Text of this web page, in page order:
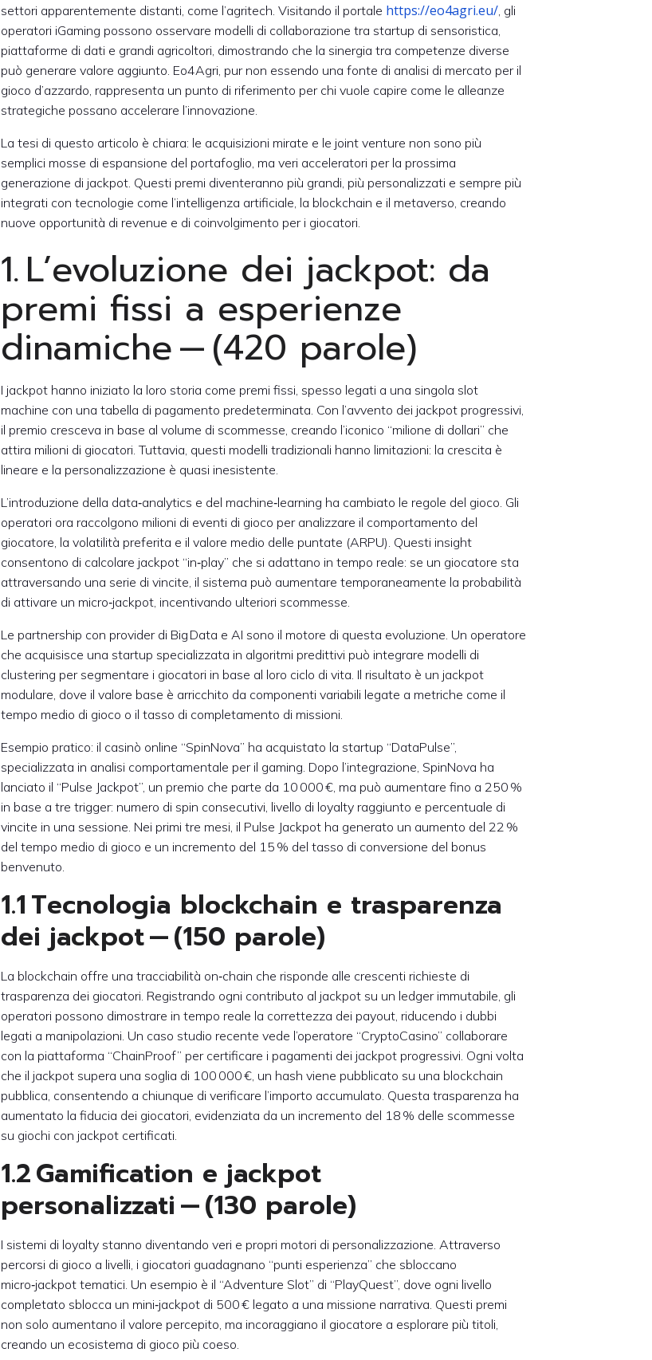
settori apparentemente distanti, come l’agritech. Visitando il portale https://eo4agri.eu/, gli
operatori iGaming possono osservare modelli di collaborazione tra startup di sensoristica,
piattaforme di dati e grandi agricoltori, dimostrando che la sinergia tra competenze diverse
può generare valore aggiunto. Eo4Agri, pur non essendo una fonte di analisi di mercato per il
gioco d’azzardo, rappresenta un punto di riferimento per chi vuole capire come le alleanze
strategiche possano accelerare l’innovazione.
La tesi di questo articolo è chiara: le acquisizioni mirate e le joint venture non sono più
semplici mosse di espansione del portafoglio, ma veri acceleratori per la prossima
generazione di jackpot. Questi premi diventeranno più grandi, più personalizzati e sempre più
integrati con tecnologie come l’intelligenza artificiale, la blockchain e il metaverso, creando
nuove opportunità di revenue e di coinvolgimento per i giocatori.
1. L’evoluzione dei jackpot: da
premi fissi a esperienze
dinamiche — (420 parole)
I jackpot hanno iniziato la loro storia come premi fissi, spesso legati a una singola slot
machine con una tabella di pagamento predeterminata. Con l’avvento dei jackpot progressivi,
il premio cresceva in base al volume di scommesse, creando l’iconico “milione di dollari” che
attira milioni di giocatori. Tuttavia, questi modelli tradizionali hanno limitazioni: la crescita è
lineare e la personalizzazione è quasi inesistente.
L’introduzione della data‑analytics e del machine‑learning ha cambiato le regole del gioco. Gli
operatori ora raccolgono milioni di eventi di gioco per analizzare il comportamento del
giocatore, la volatilità preferita e il valore medio delle puntate (ARPU). Questi insight
consentono di calcolare jackpot “in‑play” che si adattano in tempo reale: se un giocatore sta
attraversando una serie di vincite, il sistema può aumentare temporaneamente la probabilità
di attivare un micro‑jackpot, incentivando ulteriori scommesse.
Le partnership con provider di Big Data e AI sono il motore di questa evoluzione. Un operatore
che acquisisce una startup specializzata in algoritmi predittivi può integrare modelli di
clustering per segmentare i giocatori in base al loro ciclo di vita. Il risultato è un jackpot
modulare, dove il valore base è arricchito da componenti variabili legate a metriche come il
tempo medio di gioco o il tasso di completamento di missioni.
Esempio pratico: il casinò online “SpinNova” ha acquistato la startup “DataPulse”,
specializzata in analisi comportamentale per il gaming. Dopo l’integrazione, SpinNova ha
lanciato il “Pulse Jackpot”, un premio che parte da 10 000 €, ma può aumentare fino a 250 %
in base a tre trigger: numero di spin consecutivi, livello di loyalty raggiunto e percentuale di
vincite in una sessione. Nei primi tre mesi, il Pulse Jackpot ha generato un aumento del 22 %
del tempo medio di gioco e un incremento del 15 % del tasso di conversione del bonus
benvenuto.
1.1 Tecnologia blockchain e trasparenza
dei jackpot — (150 parole)
La blockchain offre una tracciabilità on‑chain che risponde alle crescenti richieste di
trasparenza dei giocatori. Registrando ogni contributo al jackpot su un ledger immutabile, gli
operatori possono dimostrare in tempo reale la correttezza dei payout, riducendo i dubbi
legati a manipolazioni. Un caso studio recente vede l’operatore “CryptoCasino” collaborare
con la piattaforma “ChainProof” per certificare i pagamenti dei jackpot progressivi. Ogni volta
che il jackpot supera una soglia di 100 000 €, un hash viene pubblicato su una blockchain
pubblica, consentendo a chiunque di verificare l’importo accumulato. Questa trasparenza ha
aumentato la fiducia dei giocatori, evidenziata da un incremento del 18 % delle scommesse
su giochi con jackpot certificati.
1.2 Gamification e jackpot
personalizzati — (130 parole)
I sistemi di loyalty stanno diventando veri e propri motori di personalizzazione. Attraverso
percorsi di gioco a livelli, i giocatori guadagnano “punti esperienza” che sbloccano
micro‑jackpot tematici. Un esempio è il “Adventure Slot” di “PlayQuest”, dove ogni livello
completato sblocca un mini‑jackpot di 500 € legato a una missione narrativa. Questi premi
non solo aumentano il valore percepito, ma incoraggiano il giocatore a esplorare più titoli,
creando un ecosistema di gioco più coeso.